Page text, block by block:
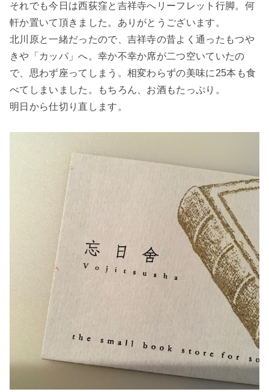
それでも今日は西荻窪と吉祥寺へリーフレット行脚。何
軒か置いて頂きました。ありがとうございます。
北川原と一緒だったので、吉祥寺の昔よく通ったもつや
きや「カッパ」へ。幸か不幸か席が二つ空いていたの
で、思わず座ってしまう。相変わらずの美味に25本も食
べてしまいました。もちろん、お酒もたっぷり。
明日から仕切り直します。